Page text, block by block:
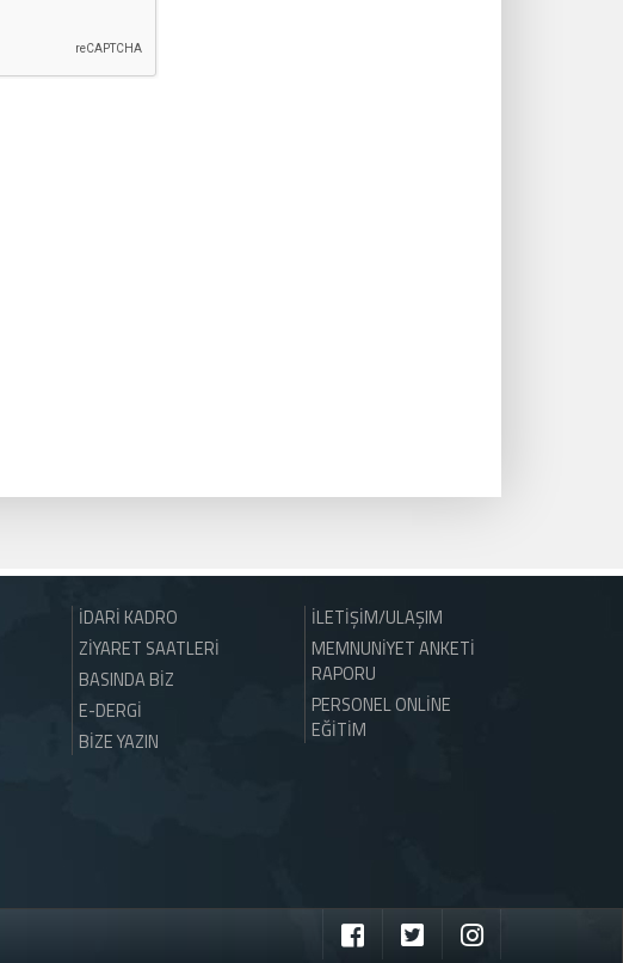
İDARİ KADRO
ZİYARET SAATLERİ
BASINDA BİZ
E-DERGİ
BİZE YAZIN
İLETİŞİM/ULAŞIM
MEMNUNİYET ANKETİ
RAPORU
PERSONEL ONLİNE
EĞİTİM